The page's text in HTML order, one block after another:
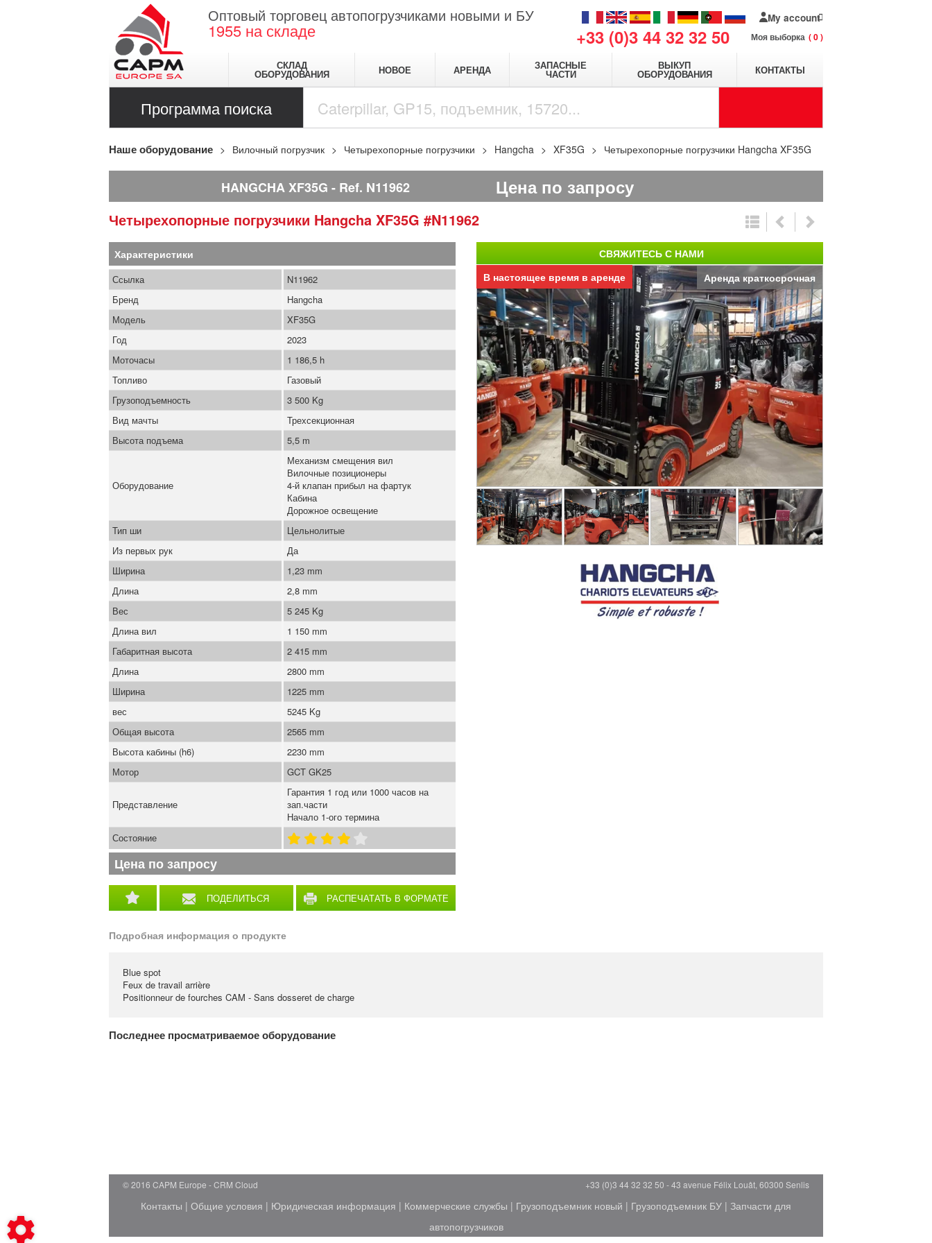
Оптовый торговец автопогрузчиками новыми и БУ
1955 на складе +33 (0)3 44 32 32 50
My account
Моя выборка 0
СКЛАД
ОБОРУДОВАНИЯ НОВОЕ АРЕНДА ЗАПАСНЫЕ
ЧАСТИ
ВЫКУП
ОБОРУДОВАНИЯ КОНТАКТЫ
Программа поиска
Наше оборудование Вилочный погрузчик Четырехопорные погрузчики Hangcha XF35G Четырехопорные погрузчики Hangcha XF35G
HANGCHA XF35G Ref. N11962 Цена по запросу
Четырехопорные погрузчики Hangcha XF35G #N11962
Аренда краткосрочная
В настоящее время в аренде
Характеристики
ПОДЕЛИТЬСЯ
РАСПЕЧАТАТЬ В ФОРМАТЕ
Ссылка
N11962
Бренд
Hangcha
Модель
XF35G
Год
2023
Моточасы
1 186,5 h
Топливо
Газовый
Грузоподъемность
3 500 Kg
Вид мачты
Трехсекционная
Высота подъема
5,5 m
Оборудование
Механизм смещения вил
Вилочные позиционеры
4-й клапан прибыл на фартук
Кабина
Дорожное освещение
Тип ши
Цельнолитые
Из первых рук
Да
Ширина
1,23 mm
Длина
2,8 mm
Вес
5 245 Kg
Длина вил
1 150 mm
Габаритная высота
2 415 mm
Длина
2800 mm
Ширина
1225 mm
вес
5245 Kg
Общая высота
2565 mm
Высота кабины (h6)
2230 mm
Мотор
GCT GK25
Представление
Гарантия 1 год или 1000 часов на
зап.части
Начало 1-ого термина
Состояние
Цена по запросу
Подробная информация о продукте
Blue spot
Feux de travail arrière
Positionneur de fourches CAM - Sans dosseret de charge
СВЯЖИТЕСЬ С НАМИ
Последнее просматриваемое оборудование
© 2016 CAPM Europe CRM Cloud +33 (0)3 44 32 32 50 - 43 avenue Félix Louât, 60300 Senlis
Контакты | Общие условия | Юридическая информация | Коммерческие службы | Грузоподъемник новый | Грузоподъемник БУ | Запчасти для
автопогрузчиков